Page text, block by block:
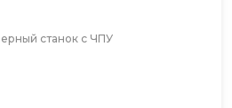
станок с ЧПУ